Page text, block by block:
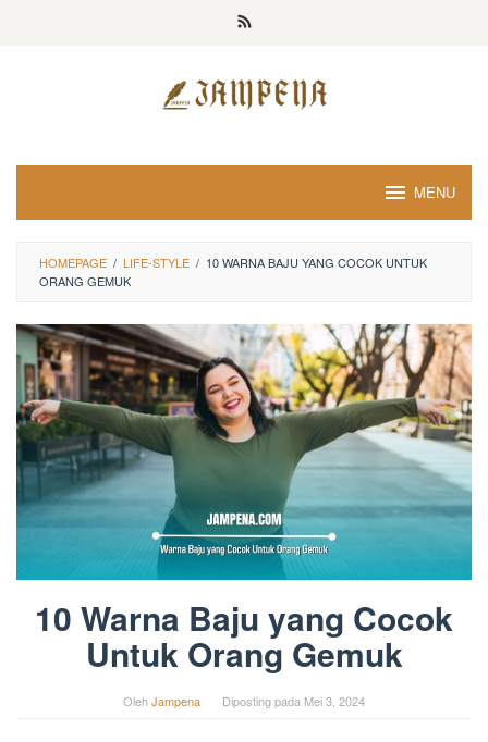
MENU
HOMEPAGE / LIFE-STYLE / 10 WARNA BAJU YANG COCOK UNTUK
ORANG GEMUK
10 Warna Baju yang Cocok
Untuk Orang Gemuk
OlehJampena Diposting pada Mei 3, 2024